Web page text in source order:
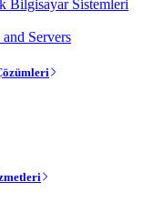
Bilgisayar Sistemleri
Servers